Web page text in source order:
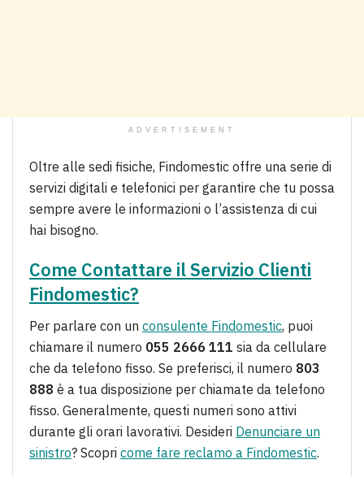
ADVERTISEMENT
Oltre alle sedi fisiche, Findomestic offre una serie di
servizi digitali e telefonici per garantire che tu possa
sempre avere le informazioni o l’assistenza di cui
hai bisogno.
Come Contattare il Servizio Clienti
Findomestic?
Per parlare con un consulente Findomestic, puoi
chiamare il numero 055 2666 111 sia da cellulare
che da telefono fisso. Se preferisci, il numero 803
888 è a tua disposizione per chiamate da telefono
fisso. Generalmente, questi numeri sono attivi
durante gli orari lavorativi. Desideri Denunciare un
sinistro? Scopri come fare reclamo a Findomestic.